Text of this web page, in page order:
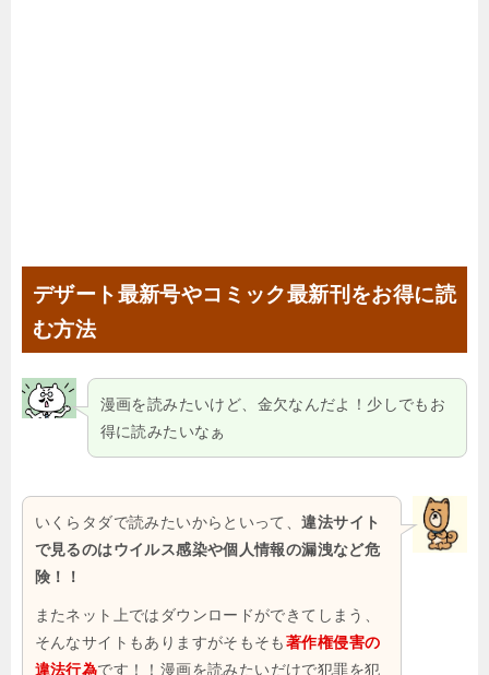
デザート最新号やコミック最新刊をお得に読
む方法
漫画を読みたいけど、金欠なんだよ！少しでもお
得に読みたいなぁ
いくらタダで読みたいからといって、違法サイト
で見るのはウイルス感染や個人情報の漏洩など危
険！！
またネット上ではダウンロードができてしまう、
そんなサイトもありますがそもそも著作権侵害の
違法行為です！！漫画を読みたいだけで犯罪を犯